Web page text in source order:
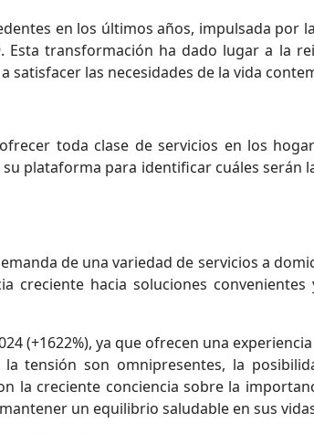
en los últimos años, impulsada por
transformación ha dado lugar a la
las necesidades de la vida
toda clase de servicios en los
plataforma para identificar cuáles serán
de una variedad de servicios a
hacia soluciones convenientes
(+1622%), ya que ofrecen una
tensión son omnipresentes, la
la creciente conciencia sobre la
un equilibrio saludable en sus